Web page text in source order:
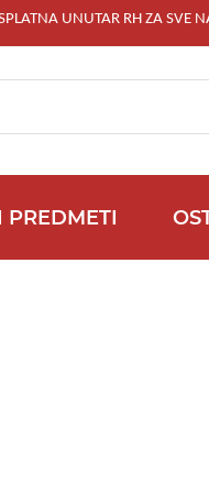
UNUTAR RH ZA
PREDMETI